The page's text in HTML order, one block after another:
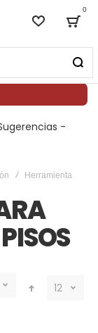
Lista de
0
-
Herramienta
12